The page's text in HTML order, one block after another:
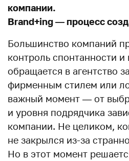
компании.
Brand+ing — процесс
Большинство компаний
контроль спонтанности
обращается в агентство
фирменным стилем или
важный момент — от
и уровня подрядчика
компании. Не целиком,
не закрылся из-за
Но в этот момент